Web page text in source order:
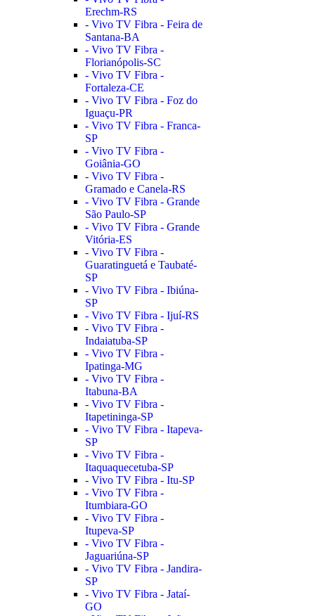
Erechm-RS
- Vivo TV Fibra - Feira de
Santana-BA
- Vivo TV Fibra -
Florianópolis-SC
- Vivo TV Fibra -
Fortaleza-CE
- Vivo TV Fibra - Foz do
Iguaçu-PR
- Vivo TV Fibra - Franca-
SP
- Vivo TV Fibra -
Goiânia-GO
- Vivo TV Fibra -
Gramado e Canela-RS
- Vivo TV Fibra - Grande
São Paulo-SP
- Vivo TV Fibra - Grande
Vitória-ES
- Vivo TV Fibra -
Guaratinguetá e Taubaté-
SP
- Vivo TV Fibra - Ibiúna-
SP
- Vivo TV Fibra - Ijuí-RS
- Vivo TV Fibra -
Indaiatuba-SP
- Vivo TV Fibra -
Ipatinga-MG
- Vivo TV Fibra -
Itabuna-BA
- Vivo TV Fibra -
Itapetininga-SP
- Vivo TV Fibra - Itapeva-
SP
- Vivo TV Fibra -
Itaquaquecetuba-SP
- Vivo TV Fibra - Itu-SP
- Vivo TV Fibra -
Itumbiara-GO
- Vivo TV Fibra -
Itupeva-SP
- Vivo TV Fibra -
Jaguariúna-SP
- Vivo TV Fibra - Jandira-
SP
- Vivo TV Fibra - Jataí-
GO